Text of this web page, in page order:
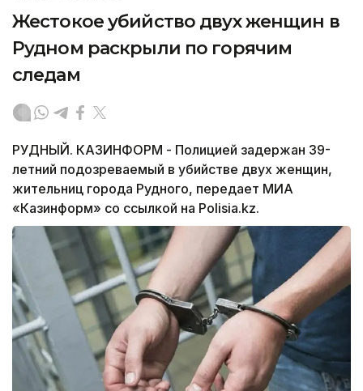
Жестокое убийство двух женщин в
Рудном раскрыли по горячим
следам
РУДНЫЙ. КАЗИНФОРМ - Полицией задержан 39-
летний подозреваемый в убийстве двух женщин,
жительниц города Рудного, передает МИА
«Казинформ» со ссылкой на Polisia.kz.